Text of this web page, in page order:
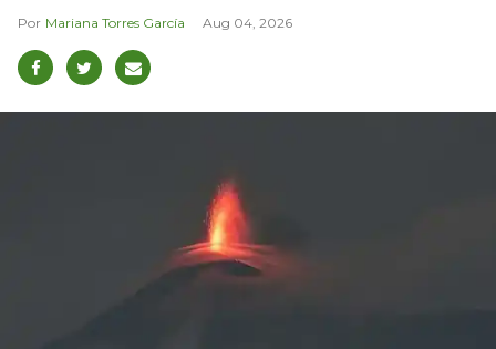
Mariana Torres García Aug 04, 2026